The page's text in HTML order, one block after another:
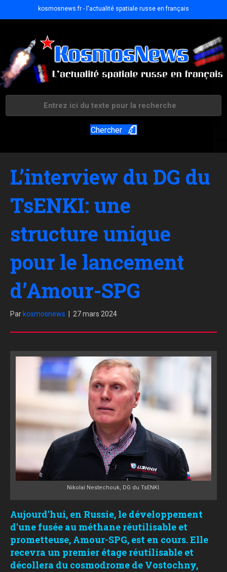
kosmosnews.fr - l'actualité spatiale russe en français
Chercher
L’interview du DG du
TsENKI: une
structure unique
pour le lancement
d’Amour-SPG
Par kosmosnews 27 mars 2024
Nikolaï Nestechouk, DG du TsENKI.
Aujourd'hui, en Russie, le développement
d'une fusée au méthane réutilisable et
prometteuse, Amour-SPG, est en cours. Elle
recevra un premier étage réutilisable et
décollera du cosmodrome de Vostochny,